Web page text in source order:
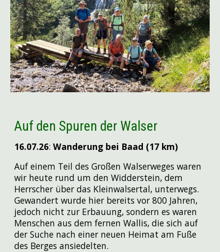
Auf den Spuren der Walser
16.07.26: Wanderung bei Baad (17 km)
Auf einem Teil des Großen Walserweges waren
wir heute rund um den Widderstein, dem
Herrscher über das Kleinwalsertal, unterwegs.
Gewandert wurde hier bereits vor 800 Jahren,
jedoch nicht zur Erbauung, sondern es waren
Menschen aus dem fernen Wallis, die sich auf
der Suche nach einer neuen Heimat am Fuße
des Berges ansiedelten.